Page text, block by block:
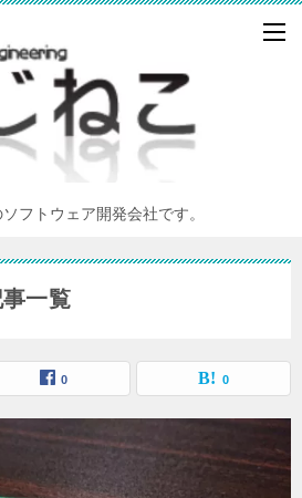
フトウェア開発会社です。
一覧
0 0